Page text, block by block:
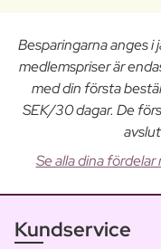
Besparingarna anges
medlemspriser är
med din första
SEK/30 dagar. De
Se alla dina
Kundservice